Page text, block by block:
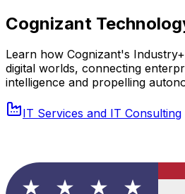
Cognizant
Learn how Cognizant's
digital worlds, connecting
intelligence and propelling
IT Services and IT Consulting